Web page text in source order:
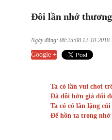
Đôi lần nhớ thương
Ngày đăng: 08:25:08 12-10-2018
Google +
Ta có lần vui chơi
Đã dỗi hờn giả dối
Ta có có lần lặng
Để hồn ta trong nhớ